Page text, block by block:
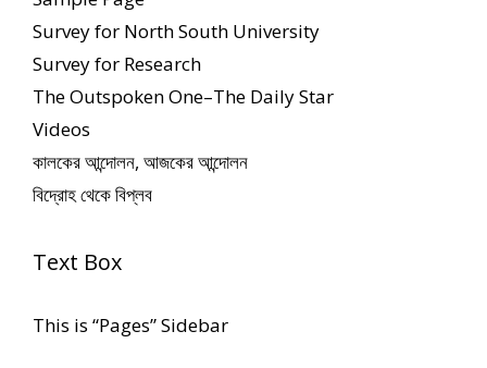
Survey for North South University
Survey for Research
The Outspoken One–The Daily Star
Videos
কালকের আন্দোলন, আজকের আন্দোলন
বিদ্রোহ থেকে বিপ্লব
Text Box
This is “Pages” Sidebar